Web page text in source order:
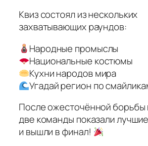
Квиз состоял из нескольких
захватывающих раундов:
Народные промыслы
Национальные костюмы
Кухни народов мира
Угадай регион по
После ожесточённой борьбы
две команды показали
и вышли в финал!